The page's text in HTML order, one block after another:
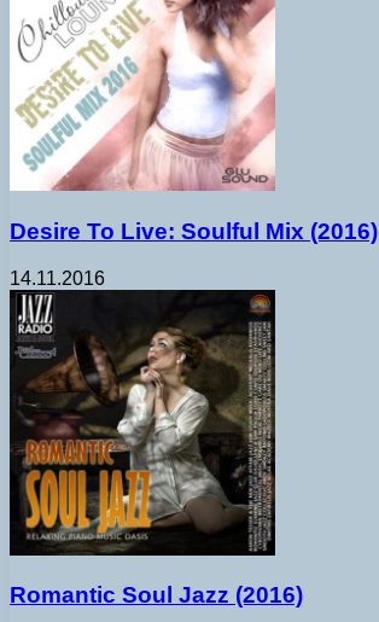
Desire To Live: Soulful Mix (2016)
14.11.2016
Romantic Soul Jazz (2016)